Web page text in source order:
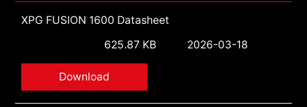
XPG FUSION 1600 Datasheet
625.87 KB
2026-03-18
Download